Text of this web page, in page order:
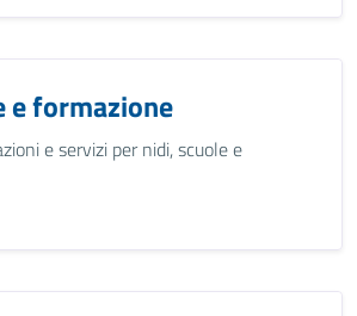
e formazione
e servizi per nidi, scuole e